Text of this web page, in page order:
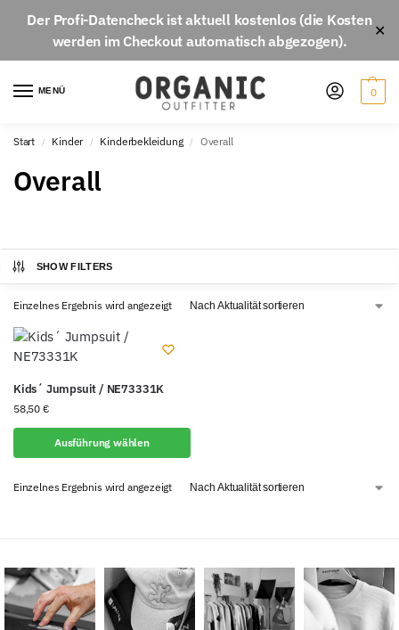
Der Profi-Datencheckist aktuell kostenlos(die Kosten
werden im Checkout automatisch abgezogen).
✕
MENÜ 0
Start / Kinder / Kinderbekleidung / Overall
Overall
SHOW FILTERS
Einzelnes Ergebnis wird angezeigt
Kids´ Jumpsuit / NE73331K
58,50 €
Ausführung wählen
Einzelnes Ergebnis wird angezeigt